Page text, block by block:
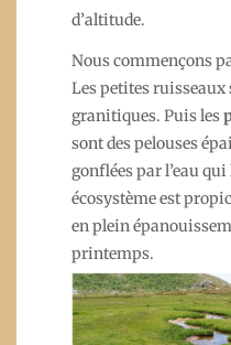
d’altitude.
Nous commençons
Les petites ruisseaux
granitiques. Puis les
sont des pelouses
gonflées par l’eau qui
écosystème est
en plein
printemps.